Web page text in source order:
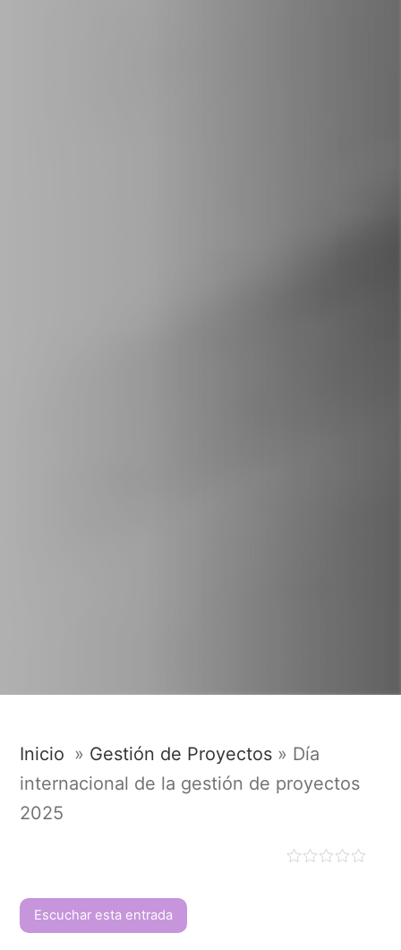
Inicio » Gestión de Proyectos » Día
internacional de la gestión de proyectos
2025
Escuchar esta entrada